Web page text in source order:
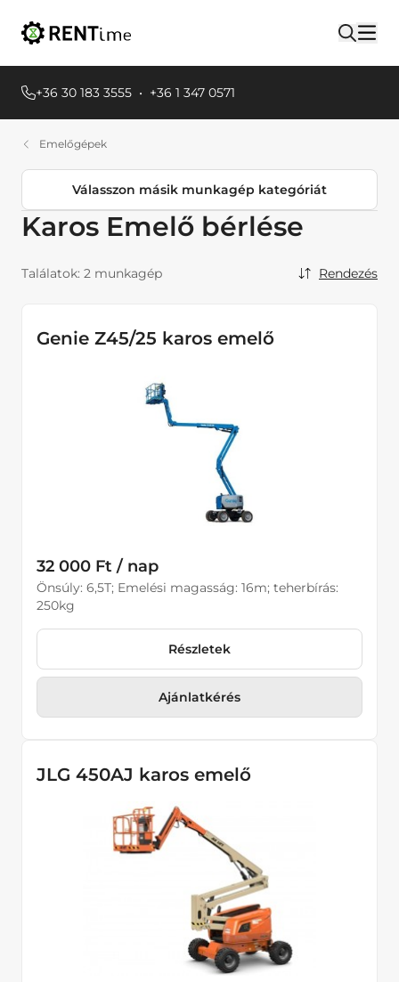
+36 30 183 3555 • +36 1 347 0571
Emelőgépek
Válasszon másik munkagép kategóriát
Termékkategóriák
Teleszkópos rakodók
Egyéb Emelőgépek
Kompresszorok
Kotrógépek
Homlokrakodók
Kotrórakodók
Karos Emelő bérlése
Találatok: 2 munkagép Rendezés
Genie Z45/25 karos emelő
32 000 Ft / nap
Önsúly: 6,5T; Emelési magasság: 16m; teherbírás:
250kg
Részletek
Ajánlatkérés
JLG 450AJ karos emelő